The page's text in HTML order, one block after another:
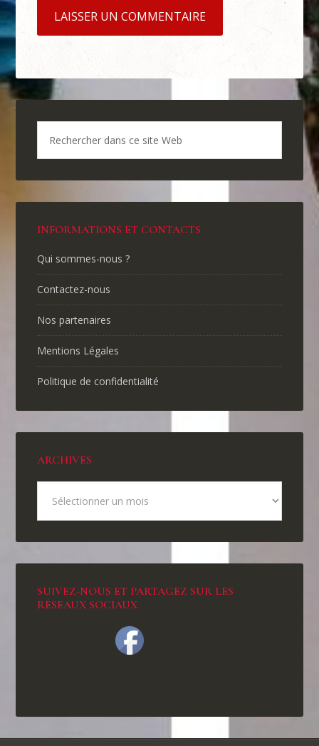
INFORMATIONS ET CONTACTS
Qui sommes-nous ?
Contactez-nous
Nos partenaires
Mentions Légales
Politique de confidentialité
ARCHIVES
SUIVEZ-NOUS ET PARTAGEZ SUR LES
RÉSEAUX SOCIAUX